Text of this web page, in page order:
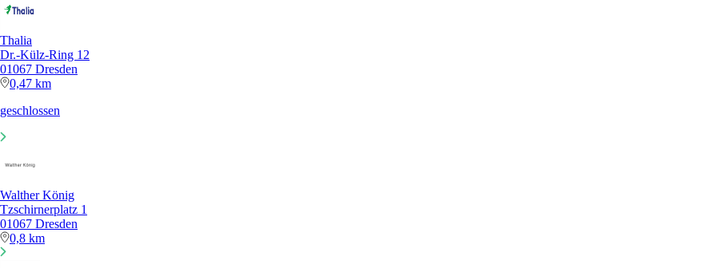
Thalia
Dr.-Külz-Ring 12
01067 Dresden
0,47 km
geschlossen
Walther König
Tzschirnerplatz 1
01067 Dresden
0,8 km